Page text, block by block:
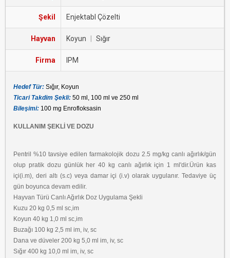
Şekil Enjektabl Çözelti
Hayvan Koyun Sığır
Firma IPM
Hedef Tür: Sığır, Koyun
Ticari Takdim Şekli: 50 ml, 100 ml ve 250 ml
Bileşimi: 100 mg Enrofloksasin
KULLANIM ŞEKLİ VE DOZU
Pentril %10 tavsiye edilen farmakolojik dozu 2.5 mg/kg canlı ağırlık/gün
olup pratik dozu günlük her 40 kg canlı ağırlık için 1 ml'dir.Ürün kas
içi(i.m), deri altı (s.c) veya damar içi (i.v) olarak uygulanır. Tedaviye üç
gün boyunca devam edilir.
Hayvan Türü Canlı Ağırlık Doz Uygulama Şekli
Kuzu 20 kg 0,5 ml sc,im
Koyun 40 kg 1,0 ml sc,im
Buzağı 100 kg 2,5 ml im, iv, sc
Dana ve düveler 200 kg 5,0 ml im, iv, sc
Sığır 400 kg 10,0 ml im, iv, sc